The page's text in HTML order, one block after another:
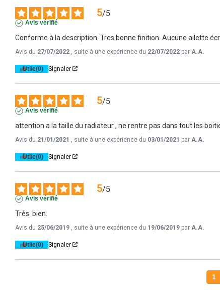
5/5
Avis vérifié
Conforme à la description. Tres bonne finition. Aucune ailette
Avis du 27/07/2022 , suite à une expérience du 22/07/2022 parA.A.
Utile(0) Signaler
5/5
Avis vérifié
attention a la taille du radiateur , ne rentre pas dans tout les
Avis du 21/01/2021 , suite à une expérience du 03/01/2021 parA.A.
Utile(0) Signaler
5/5
Avis vérifié
Très  bien.
Avis du 25/06/2019 , suite à une expérience du 19/06/2019 parA.A.
Utile(0) Signaler
1